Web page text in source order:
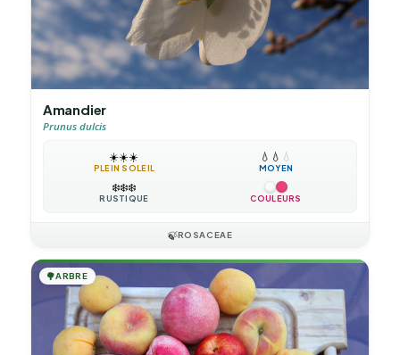
Amandier
Prunus dulcis
☀️☀️☀️
PLEIN SOLEIL
💧 💧 💧
MOYEN
❄️❄️❄️
RUSTIQUE COULEURS
🍃ROSACEAE
🌳ARBRE